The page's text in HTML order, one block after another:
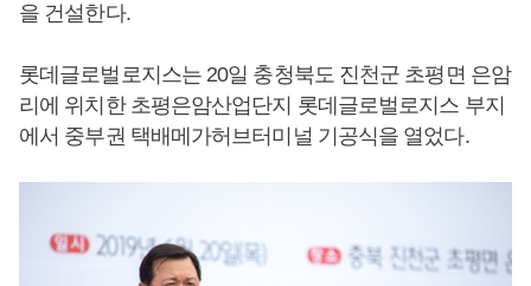
을 건설한다.
롯데글로벌로지스는 20일 충청북도 진천군 초평면 은암
리에 위치한 초평은암산업단지 롯데글로벌로지스 부지
에서 중부권 택배메가허브터미널 기공식을 열었다.